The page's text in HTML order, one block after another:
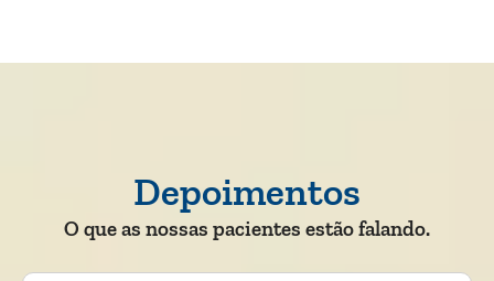
Depoimentos
O que as nossas pacientes estão falando.